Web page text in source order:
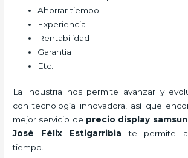
Ahorrar tiempo
Experiencia
Rentabilidad
Garantía
Etc.
La industria nos permite avanzar y
con tecnología innovadora, así que
mejor servicio de precio display
José Félix Estigarribia te permite
tiempo.